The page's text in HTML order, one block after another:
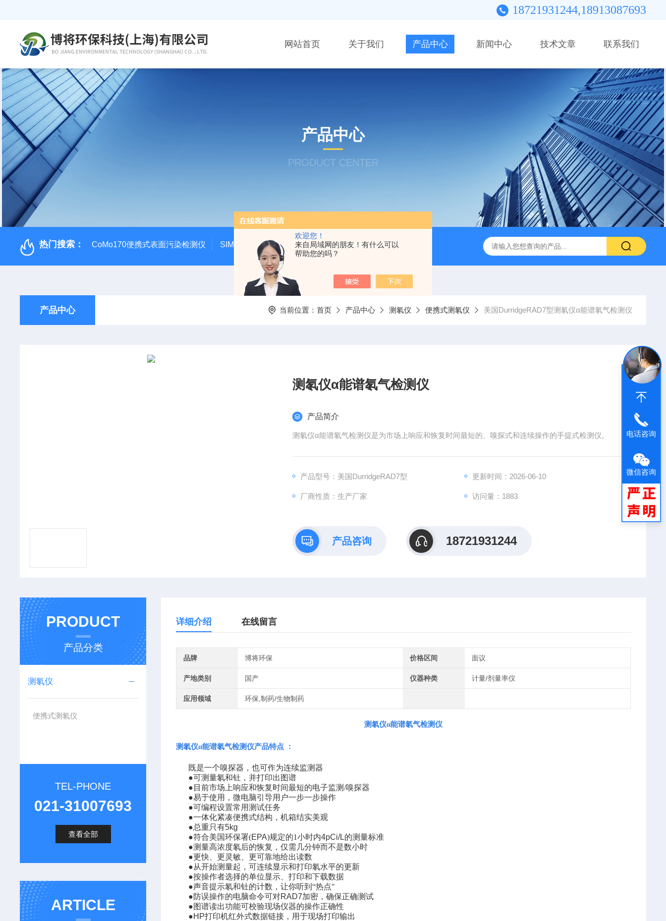
欢迎您！
来自局域网的朋友！有什么可以
帮助您的吗？
18721931244,18913087693
网站首页 关于我们 产品中心 新闻中心 技术文章 联系我们
产品中心
PRODUCT CENTER
热门搜索： CoMo170便携式表面污染检测仪 SIM-MAX LSA3000超低本底液体闪烁谱仪 LSC-8000液闪仪实验分析设备 手持式背散射检查仪 中子个人剂量报警仪
产品中心 当前位置： 首页 产品中心 测氡仪 便携式测氡仪 美国DurridgeRAD7型测氡仪α能谱氡气检测仪
测氡仪α能谱氡气检测仪
产品简介
测氡仪α能谱氡气检测仪是为市场上响应和恢复时间最短的、嗅探式和连续操作的手提式检测仪。
产品型号：美国DurridgeRAD7型 更新时间：2026-06-10
厂商性质：生产厂家 访问量：1883
产品咨询 18721931244
PRODUCT
产品分类
测氡仪
便携式测氡仪
TEL-PHONE
021-31007693
查看全部
ARTICLE
详细介绍 在线留言
品牌 博将环保 价格区间 面议
产地类别 国产 仪器种类 计量/剂量率仪
应用领域 环保,制药/生物制药
测氡仪α能谱氡气检测仪
测氡仪α能谱氡气检测仪产品特点 ：
既是一个嗅探器，也可作为连续监测器
●可测量氡和钍，并打印出图谱
●目前市场上响应和恢复时间最短的电子监测/嗅探器
●易于使用，微电脑引导用户一步一步操作
●可编程设置常用测试任务
●一体化紧凑便携式结构，机箱结实美观
●总重只有5kg
●符合美国环保署(EPA)规定的1小时内4pCi/L的测量标准
●测量高浓度氡后的恢复，仅需几分钟而不是数小时
●更快、更灵敏、更可靠地给出读数
●从开始测量起，可连续显示和打印氡水平的更新
●按操作者选择的单位显示、打印和下载数据
●声音提示氡和钍的计数，让你听到“热点"
●防误操作的电脑命令可对RAD7加密，确保正确测试
●图谱读出功能可校验现场仪器的操作正确性
●HP打印机红外式数据链接，用于现场打印输出
电话咨询
微信咨询